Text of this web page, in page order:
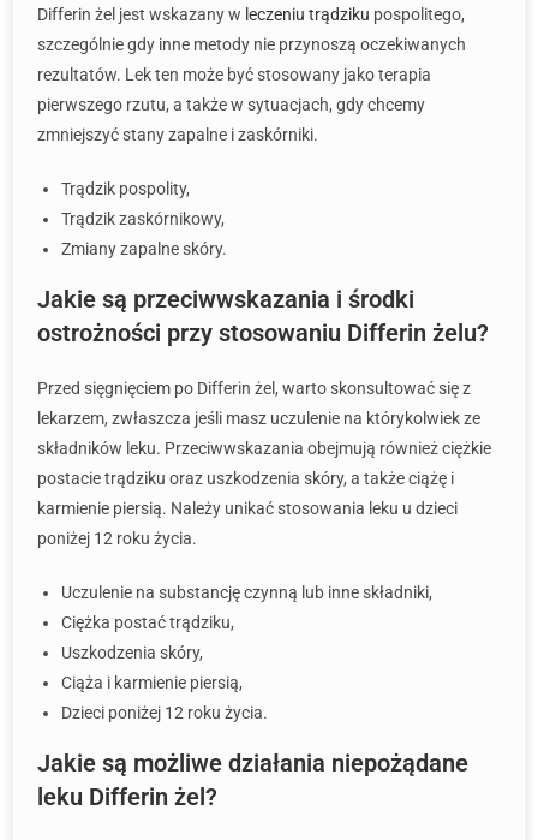
Differin żel jest wskazany w leczeniu trądziku pospolitego,
szczególnie gdy inne metody nie przynoszą oczekiwanych
rezultatów. Lek ten może być stosowany jako terapia
pierwszego rzutu, a także w sytuacjach, gdy chcemy
zmniejszyć stany zapalne i zaskórniki.
Trądzik pospolity,
Trądzik zaskórnikowy,
Zmiany zapalne skóry.
Jakie są przeciwwskazania i środki
ostrożności przy stosowaniu Differin żelu?
Przed sięgnięciem po Differin żel, warto skonsultować się z
lekarzem, zwłaszcza jeśli masz uczulenie na którykolwiek ze
składników leku. Przeciwwskazania obejmują również ciężkie
postacie trądziku oraz uszkodzenia skóry, a także ciążę i
karmienie piersią. Należy unikać stosowania leku u dzieci
poniżej 12 roku życia.
Uczulenie na substancję czynną lub inne składniki,
Ciężka postać trądziku,
Uszkodzenia skóry,
Ciąża i karmienie piersią,
Dzieci poniżej 12 roku życia.
Jakie są możliwe działania niepożądane
leku Differin żel?